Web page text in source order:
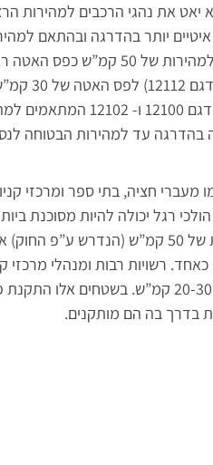
את נהגי הרכבים למהירות
יותר בהדרגה ובהתאם
וככל שנכנסים לעומק התחנה לדרג בין
בהדרגה עד למהירות הבטוחה
חציה, בתי ספר ומרכזי
בשטח עמוס הולכי רגל יכולה להיות מסוכנת
האטה המומלצים ע”י משרד התחבורה אומנם יאטו את הרכבים למהירות של 50
רשויות רבות ומנהלי מרכזי
בוחרים בהתקנת פסי האטה טרמו פלסטיים המתאימים למהירות של בין 20-30
בדרך בה הם מותקנים.